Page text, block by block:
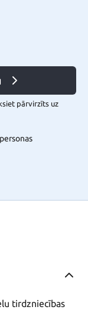
pārvirzīts uz
tirdzniecības